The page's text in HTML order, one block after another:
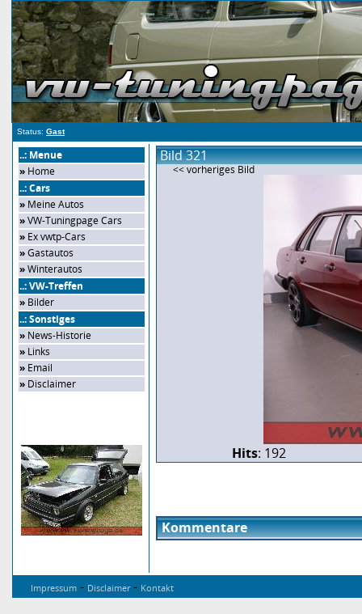
Status: Gast
..: Menue
» Home
..: Cars
» Meine Autos
»VW-Tuningpage Cars
» Ex vwtp-Cars
»Gastautos
»Winterautos
..: VW-Treffen
» Bilder
..: Sonstiges
» News-Historie
» Links
» Email
» Disclaimer
Bild 321
<< vorheriges Bild
Hits: 192
Kommentare
Impressum - Disclaimer- Kontakt